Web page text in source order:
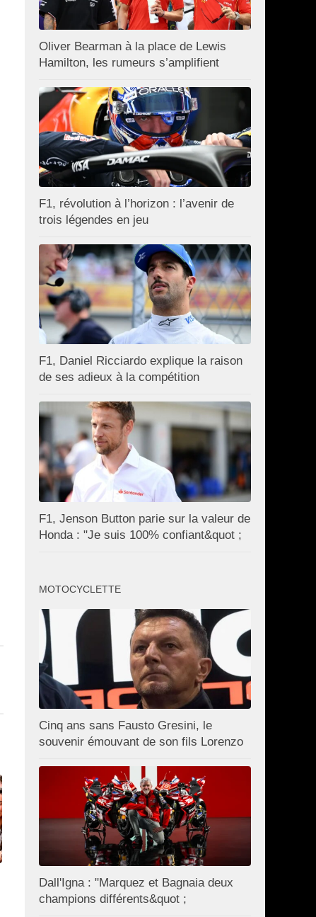
Oliver Bearman à la place de Lewis
Hamilton, les rumeurs s’amplifient
F1, révolution à l’horizon : l’avenir de
trois légendes en jeu
F1, Daniel Ricciardo explique la raison
de ses adieux à la compétition
F1, Jenson Button parie sur la valeur de
Honda : "Je suis 100% confiant&quot ;
MOTOCYCLETTE
Cinq ans sans Fausto Gresini, le
souvenir émouvant de son fils Lorenzo
Dall'Igna : "Marquez et Bagnaia deux
champions différents&quot ;